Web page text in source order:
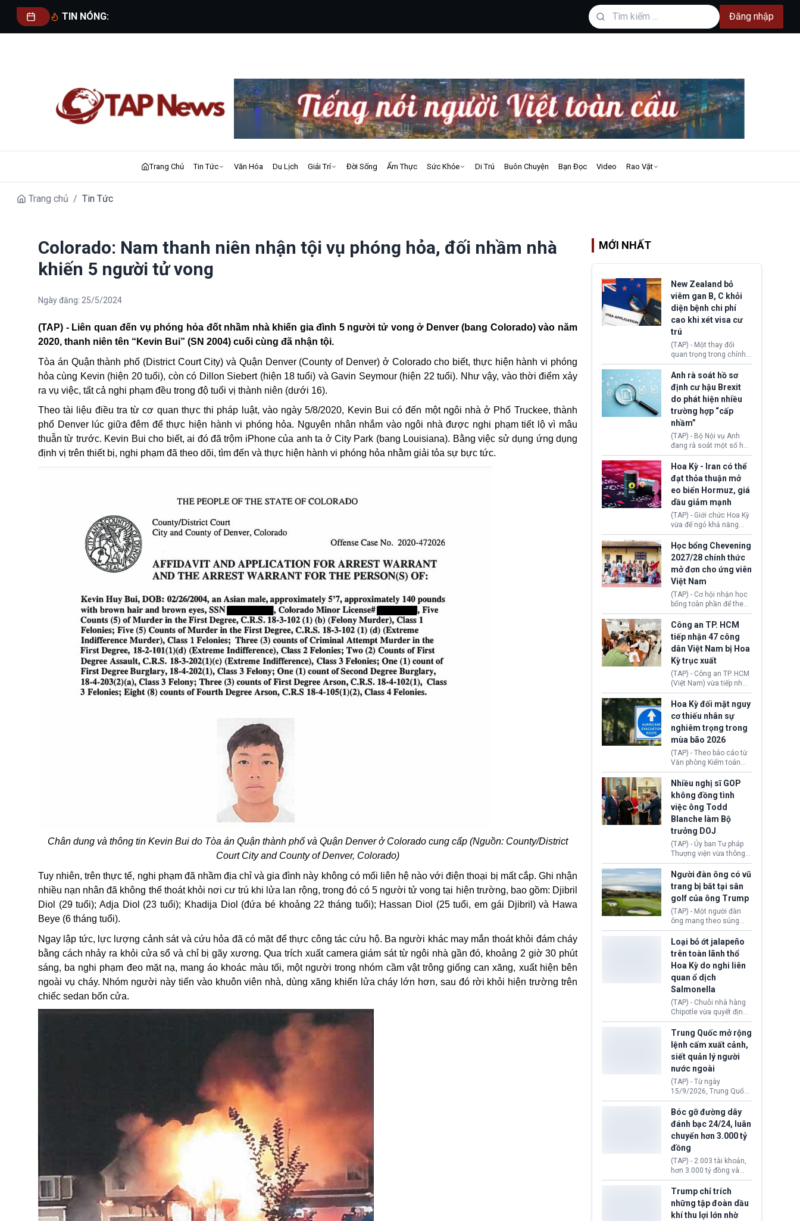
TIN NÓNG: Đăng nhập
Trang Chủ Tin Tức Văn Hóa Du Lịch Giải Trí Đời Sống Ẩm Thực Sức Khỏe Di Trú Buôn Chuyện Bạn Đọc Video Rao Vặt
Trang chủ / Tin Tức
Colorado: Nam thanh niên nhận tội vụ phóng hỏa, đối nhầm nhà
khiến 5 người tử vong
Ngày đăng: 25/5/2024
(TAP) - Liên quan đến vụ phóng hỏa đốt nhầm nhà khiến gia đình 5 người tử vong ở Denver (bang Colorado) vào năm
2020, thanh niên tên “Kevin Bui” (SN 2004) cuối cùng đã nhận tội.
Tòa án Quận thành phố (District Court City) và Quận Denver (County of Denver) ở Colorado cho biết, thực hiện hành vi phóng
hỏa cùng Kevin (hiện 20 tuổi), còn có Dillon Siebert (hiện 18 tuổi) và Gavin Seymour (hiện 22 tuổi). Như vậy, vào thời điểm xảy
ra vụ việc, tất cả nghi phạm đều trong độ tuổi vị thành niên (dưới 16).
Theo tài liệu điều tra từ cơ quan thực thi pháp luật, vào ngày 5/8/2020, Kevin Bui có đến một ngôi nhà ở Phố Truckee, thành
phố Denver lúc giữa đêm để thực hiện hành vi phóng hỏa. Nguyên nhân nhắm vào ngôi nhà được nghi phạm tiết lộ vì mâu
thuẫn từ trước. Kevin Bui cho biết, ai đó đã trộm iPhone của anh ta ở City Park (bang Louisiana). Bằng việc sử dụng ứng dụng
định vị trên thiết bị, nghi phạm đã theo dõi, tìm đến và thực hiện hành vi phóng hỏa nhằm giải tỏa sự bực tức.
Chân dung và thông tin Kevin Bui do Tòa án Quận thành phố và Quận Denver ở Colorado cung cấp (Nguồn: County/District
Court City and County of Denver, Colorado)
Tuy nhiên, trên thực tế, nghi phạm đã nhầm địa chỉ và gia đình này không có mối liên hệ nào với điện thoại bị mất cắp. Ghi nhận
nhiều nạn nhân đã không thể thoát khỏi nơi cư trú khi lửa lan rộng, trong đó có 5 người tử vong tại hiện trường, bao gồm: Djibril
Diol (29 tuổi); Adja Diol (23 tuổi); Khadija Diol (đứa bé khoảng 22 tháng tuổi); Hassan Diol (25 tuổi, em gái Djibril) và Hawa
Beye (6 tháng tuổi).
Ngay lập tức, lực lượng cảnh sát và cứu hỏa đã có mặt để thực công tác cứu hộ. Ba người khác may mắn thoát khỏi đám cháy
bằng cách nhảy ra khỏi cửa sổ và chỉ bị gãy xương. Qua trích xuất camera giám sát từ ngôi nhà gần đó, khoảng 2 giờ 30 phút
sáng, ba nghi phạm đeo mặt nạ, mang áo khoác màu tối, một người trong nhóm cầm vật trông giống can xăng, xuất hiện bên
ngoài vụ cháy. Nhóm người này tiến vào khuôn viên nhà, dùng xăng khiến lửacháy lớn hơn, sau đó rời khỏi hiện trường trên
chiếc sedan bốn cửa.
MỚI NHẤT
New Zealand bỏ
viêm gan B, C khỏi
diện bệnh chi phí
cao khi xét visa cư
trú
(TAP) - Một thay đổi
quan trọng trong chính
sách nhập cư của New
Zealand đang mở ra
thêm cơ hội cho nhiều
người muốn định cư. Từ
nay, người mắc viêm
gan B hoặc viêm gan C
sẽ không còn bị mặc
định không đáp ứng tiêu
chuẩn sức khỏe chỉ vì
chi phí điều trị khi nộp hồ
Anh rà soát hồ sơ
định cư hậu Brexit
do phát hiện nhiều
trường hợp “cấp
nhầm”
(TAP) - Bộ Nội vụ Anh
đang rà soát một số hồ
sơ thuộc Chương trình
Định cư EU (EU
Settlement Scheme -
EUSS) sau khi xác định
có trường hợp được cấp
quy chế cư trú hậu
Brexit “do nhầm lẫn”.
Động thái này làm dấy
lên lo ngại về việc thực
thi Thỏa thuận Rút khỏi
Liên minh châu Âu
(Withdrawal
Agreement).
Hoa Kỳ - Iran có thể
đạt thỏa thuận mở
eo biển Hormuz, giá
dầu giảm mạnh
(TAP) - Giới chức Hoa Kỳ
vừa để ngỏ khả năng
sớm đạt thỏa thuận với
Iran nhằm mở lại eo biển
Hormuz, mở đường cho
việc khôi phục hoạt
động hàng hải. Những
tín hiệu ngoại giao tích
cực này lập tức tác động
đến thị trường năng
lượng, kéo giá dầu thế
giới lùi sâu xuống dưới
mức 80 USD/thùng.
Học bổng Chevening
2027/28 chính thức
mở đơn cho ứng viên
Việt Nam
(TAP) - Cơ hội nhận học
bổng toàn phần để theo
học chương trình thạc sĩ
tại Vương quốc Anh đã
chính thức quay trở lại.
Học bổng Chevening
2027/28 của Chính phủ
Anh vừa mở cổng ứng
tuyển dành riêng ứng
viên Việt Nam, hỗ trợ
toàn bộ chi phí học tập
cùng nhiều quyền lợi
trong suốt một năm
học.
Công an TP. HCM
tiếp nhận 47 công
dân Việt Nam bị Hoa
Kỳ trục xuất
(TAP) - Công an TP. HCM
(Việt Nam) vừa tiếp nhận
47 công dân Việt Nam bị
Hoa Kỳ trục xuất về
nước. Đây là đợt có số
lượng lớn nhất từ đầu
năm 2026 đến nay, phản
ánh xu hướng gia tăng
các trường hợp trục
xuất.
Hoa Kỳ đối mặt nguy
cơ thiếu nhân sự
nghiêm trọng trong
mùa bão 2026
(TAP) - Theo báo cáo từ
Văn phòng Kiểm toán
Chính phủ (GAO), Cơ
quan Quản lý Khẩn cấp
Liên bang (FEMA) thuộc
Bộ An ninh Nội địa Hoa
Kỳ (DHS) đang đối mặt
nguy cơ thiếu hụt lực
lượng trầm trọng. Điều
này cần được đặc biệt
chú ý bởi nếu các siêu
bão đổ bộ Hoa Kỳ ở nửa
lượng ứng phó “mỏng”
có thể làm nghẽn công
tác cứu trợ; dẫn đến hệ
thống ứng phó khẩn cấp
quốc gia quá tải.
Nhiều nghị sĩ GOP
không đồng tình
việc ông Todd
Blanche làm Bộ
trưởng DOJ
(TAP) - Ủy ban Tư pháp
Thượng viện vừa thông
qua đề cử ông Todd
Blanche làm Bộ trưởng
Bộ Tư pháp Hoa Kỳ
(DOJ) sau thời gian dài
ông giữ chức quyền Bộ
trưởng. Mặc dù vậy,
nhiều chính trị gia đảng
Cộng hoà (GOP) vẫn tỏ
ra hoài nghi, thậm chí
tuyên bố sẽ lên tiếng
phản đối khi đề cử này
được đưa ra toàn thể bỏ
phiếu.
Người đàn ông có vũ
trang bị bắt tại sân
golf của ông Trump
(TAP) - Một người đàn
ông mang theo súng
ngắn vừa bị bắt khi đang
chụp ảnh, quay video tại
sân golf Trump National
Golf Club (Quận Los
Angeles, bang
California). Vụ việc xảy
ra ngay trước lúc Tổng
thống Donald Trump tới
thăm địa điểm này.
Loại bỏ ớt jalapeño
trên toàn lãnh thổ
Hoa Kỳ do nghi liên
quan ổ dịch
Salmonella
(TAP) - Chuỗi nhà hàng
Chipotle vừa quyết định
loại bỏ tất cả ớt jalapeño
khỏi những cửa hàng
trên toàn lãnh thổ Hoa
Kỳ. Nguyên nhân do cơ
quan y tế nghi ngờ
nguyên liệu liên quan
đến ổ dịch Salmonella
khiến ít nhất 110 người
mắc bệnh tại bang
Minnesota.
Trung Quốc mở rộng
lệnh cấm xuất cảnh,
siết quản lý người
nước ngoài
(TAP) - Từ ngày
15/9/2026, Trung Quốc
áp dụng quy định mới về
quản lý xuất nhập cảnh.
Một hành vi vi phạm giấy
tờ, xuất nhập cảnh trái
phép hay liên quan kiểm
soát công nghệ có thể
khiến công dân Trung
Quốc đối mặt lệnh cấm
xuất cảnh kéo dài tới 3
năm. Trong khi đó, người
nước ngoài sử dụng giấy
tờ giả có nguy cơ bị từ
chối nhập cảnh hoặc
Bóc gỡ đường dây
đánh bạc 24/24, luân
chuyển hơn 3.000 tỷ
đồng
(TAP) - 2.003 tài khoản,
hơn 3.000 tỷ đồng và
một đường dây đánh
bạc xuyên quốc gia vận
hành 24/24 giờ vừa bị
Công an TP. Hải Phòng
(Việt Nam) bóc gỡ.
Trump chỉ trích
những tập đoàn dầu
khí thu lợi lớn nhờ